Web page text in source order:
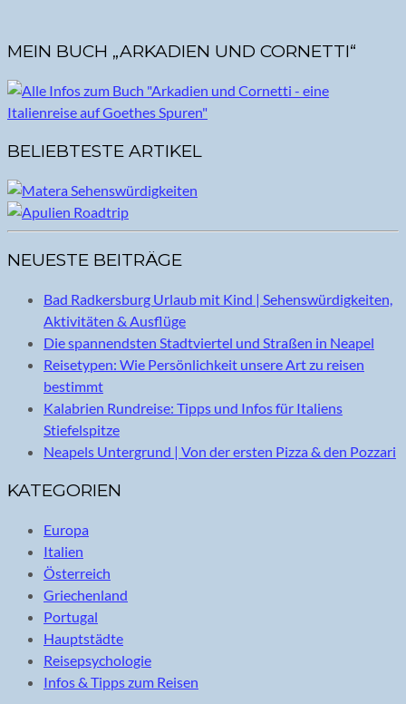
MEIN BUCH „ARKADIEN UND CORNETTI“
BELIEBTESTE ARTIKEL
NEUESTE BEITRÄGE
Bad Radkersburg Urlaub mit Kind | Sehenswürdigkeiten,
Aktivitäten & Ausflüge
Die spannendsten Stadtviertel und Straßen in Neapel
Reisetypen: Wie Persönlichkeit unsere Art zu reisen
bestimmt
Kalabrien Rundreise: Tipps und Infos für Italiens
Stiefelspitze
Neapels Untergrund | Von der ersten Pizza & den Pozzari
KATEGORIEN
Europa
Italien
Österreich
Griechenland
Portugal
Hauptstädte
Reisepsychologie
Infos & Tipps zum Reisen